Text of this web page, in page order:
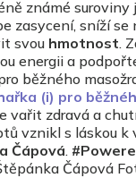
známé suroviny
zasycení, sníží
svou hmotnost.
energii a
běžného
(i) pro
vařit zdravá a
vznikl s láskou k
Čápová.
Čápová